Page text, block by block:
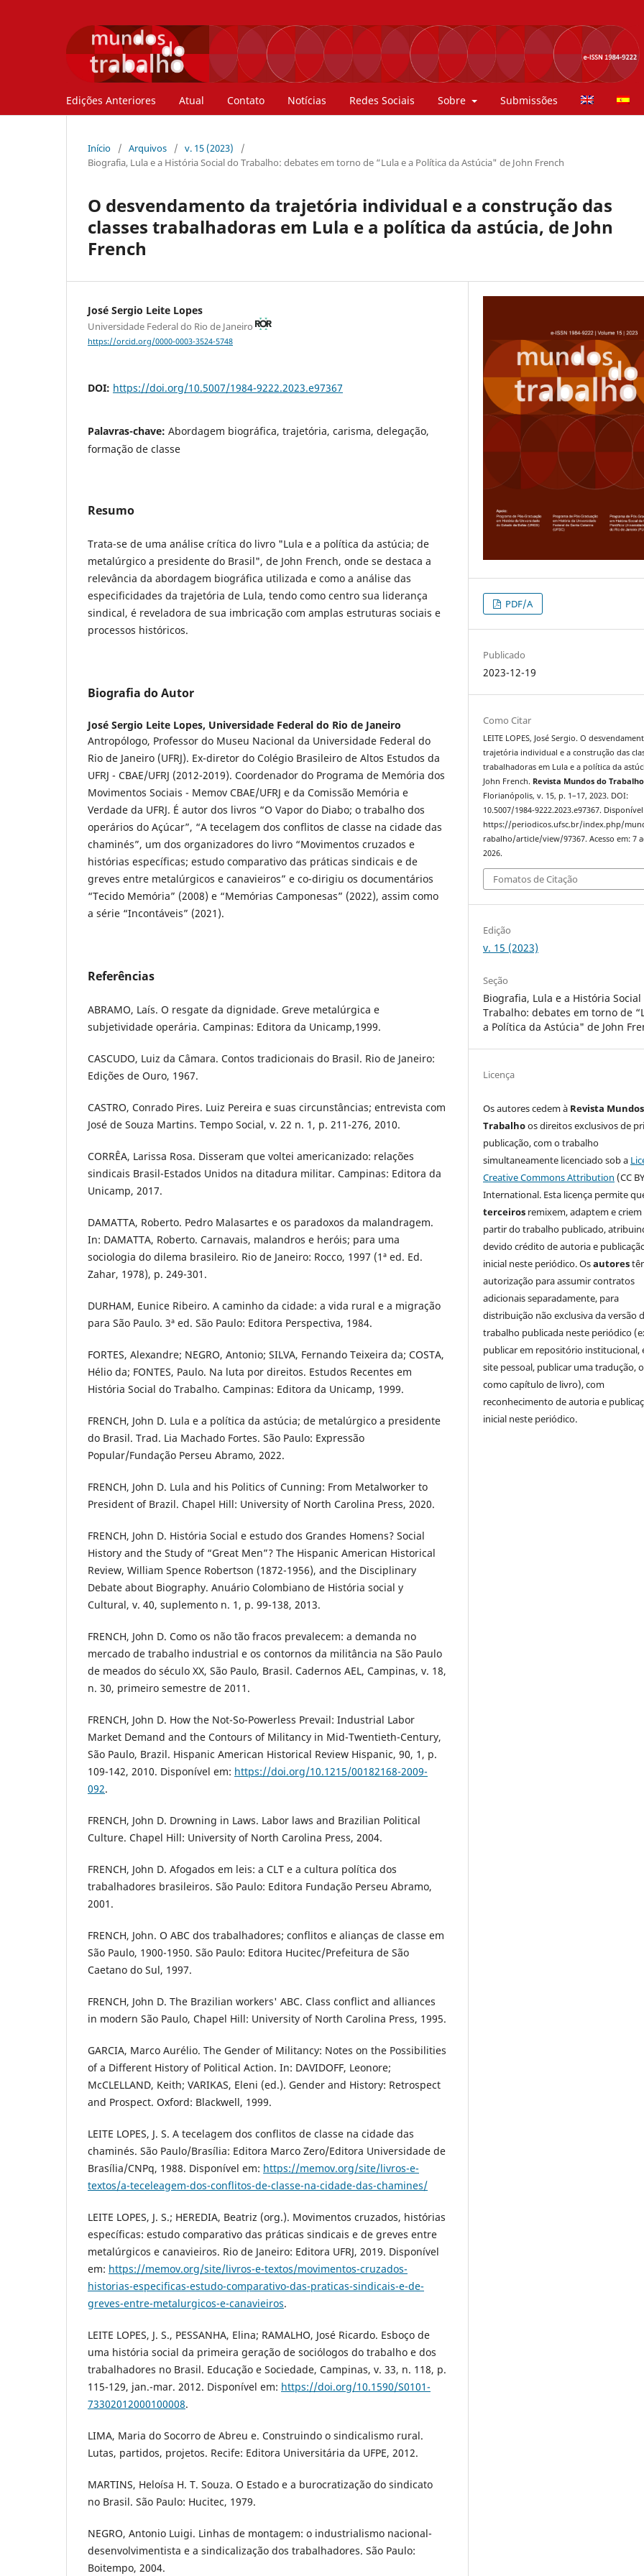
Edições Anteriores Atual Contato Notícias Redes Sociais Sobre Submissões
Início / Arquivos / v. 15 (2023)
/
Biografia, Lula e a História Social do Trabalho: debates em torno de “Lula e a Política da Astúcia" de John French
O desvendamento da trajetória individual e a construção das
classes trabalhadoras em Lula e a política da astúcia, de John
French
José Sergio Leite Lopes
Universidade Federal do Rio de Janeiro
https://orcid.org/0000-0003-3524-5748
DOI: https://doi.org/10.5007/1984-9222.2023.e97367
Palavras-chave: Abordagem biográfica, trajetória, carisma, delegação,
formação de classe
Resumo
Trata-se de uma análise crítica do livro "Lula e a política da astúcia; de
metalúrgico a presidente do Brasil", de John French, onde se destaca a
relevância da abordagem biográfica utilizada e como a análise das
especificidades da trajetória de Lula, tendo como centro sua liderança
sindical, é reveladora de sua imbricação com amplas estruturas sociais e
processos históricos.
Biografia do Autor
José Sergio Leite Lopes, Universidade Federal do Rio de Janeiro
Antropólogo, Professor do Museu Nacional da Universidade Federal do
Rio de Janeiro (UFRJ). Ex-diretor do Colégio Brasileiro de Altos Estudos da
UFRJ - CBAE/UFRJ (2012-2019). Coordenador do Programa de Memória dos
Movimentos Sociais - Memov CBAE/UFRJ e da Comissão Memória e
Verdade da UFRJ. É autor dos livros “O Vapor do Diabo; o trabalho dos
operários do Açúcar”, “A tecelagem dos conflitos de classe na cidade das
chaminés”, um dos organizadores do livro “Movimentos cruzados e
histórias específicas; estudo comparativo das práticas sindicais e de
greves entre metalúrgicos e canavieiros” e co-dirigiu os documentários
“Tecido Memória” (2008) e “Memórias Camponesas” (2022), assim como
a série “Incontáveis” (2021).
Referências
ABRAMO, Laís. O resgate da dignidade. Greve metalúrgica e
subjetividade operária. Campinas: Editora da Unicamp,1999.
CASCUDO, Luiz da Câmara. Contos tradicionais do Brasil. Rio de Janeiro:
Edições de Ouro, 1967.
CASTRO, Conrado Pires. Luiz Pereira e suas circunstâncias; entrevista com
José de Souza Martins. Tempo Social, v. 22 n. 1, p. 211-276, 2010.
CORRÊA, Larissa Rosa. Disseram que voltei americanizado: relações
sindicais Brasil-Estados Unidos na ditadura militar. Campinas: Editora da
Unicamp, 2017.
DAMATTA, Roberto. Pedro Malasartes e os paradoxos da malandragem.
In: DAMATTA, Roberto. Carnavais, malandros e heróis; para uma
sociologia do dilema brasileiro. Rio de Janeiro: Rocco, 1997 (1ª ed. Ed.
Zahar, 1978), p. 249-301.
DURHAM, Eunice Ribeiro. A caminho da cidade: a vida rural e a migração
para São Paulo. 3ª ed. São Paulo: Editora Perspectiva, 1984.
FORTES, Alexandre; NEGRO, Antonio; SILVA, Fernando Teixeira da; COSTA,
Hélio da; FONTES, Paulo. Na luta por direitos. Estudos Recentes em
História Social do Trabalho. Campinas: Editora da Unicamp, 1999.
FRENCH, John D. Lula e a política da astúcia; de metalúrgico a presidente
do Brasil. Trad. Lia Machado Fortes. São Paulo: Expressão
Popular/Fundação Perseu Abramo, 2022.
FRENCH, John D. Lula and his Politics of Cunning: From Metalworker to
President of Brazil. Chapel Hill: University of North Carolina Press, 2020.
FRENCH, John D. História Social e estudo dos Grandes Homens? Social
History and the Study of “Great Men”? The Hispanic American Historical
Review, William Spence Robertson (1872-1956), and the Disciplinary
Debate about Biography. Anuário Colombiano de História social y
Cultural, v. 40, suplemento n. 1, p. 99-138, 2013.
FRENCH, John D. Como os não tão fracos prevalecem: a demanda no
mercado de trabalho industrial e os contornos da militância na São Paulo
de meados do século XX, São Paulo, Brasil. Cadernos AEL, Campinas, v. 18,
n. 30, primeiro semestre de 2011.
FRENCH, John D. How the Not-So-Powerless Prevail: Industrial Labor
Market Demand and the Contours of Militancy in Mid-Twentieth-Century,
São Paulo, Brazil. Hispanic American Historical Review Hispanic, 90, 1, p.
109-142, 2010. Disponível em: https://doi.org/10.1215/00182168-2009-
092.
FRENCH, John D. Drowning in Laws. Labor laws and Brazilian Political
Culture. Chapel Hill: University of North Carolina Press, 2004.
FRENCH, John D. Afogados em leis: a CLT e a cultura política dos
trabalhadores brasileiros. São Paulo: Editora Fundação Perseu Abramo,
2001.
FRENCH, John. O ABC dos trabalhadores; conflitos e alianças de classe em
São Paulo, 1900-1950. São Paulo: Editora Hucitec/Prefeitura de São
Caetano do Sul, 1997.
FRENCH, John D. The Brazilian workers' ABC. Class conflict and alliances
in modern São Paulo, Chapel Hill: University of North Carolina Press, 1995.
GARCIA, Marco Aurélio. The Gender of Militancy: Notes on the Possibilities
of a Different History of Political Action. In: DAVIDOFF, Leonore;
McCLELLAND, Keith; VARIKAS, Eleni (ed.). Gender and History: Retrospect
and Prospect. Oxford: Blackwell, 1999.
LEITE LOPES, J. S. A tecelagem dos conflitos de classe na cidade das
chaminés. São Paulo/Brasília: Editora Marco Zero/Editora Universidade de
Brasília/CNPq, 1988. Disponível em: https://memov.org/site/livros-e-
textos/a-teceleagem-dos-conflitos-de-classe-na-cidade-das-chamines/
LEITE LOPES, J. S.; HEREDIA, Beatriz (org.). Movimentos cruzados, histórias
específicas: estudo comparativo das práticas sindicais e de greves entre
metalúrgicos e canavieiros. Rio de Janeiro: Editora UFRJ, 2019. Disponível
em: https://memov.org/site/livros-e-textos/movimentos-cruzados-
historias-especificas-estudo-comparativo-das-praticas-sindicais-e-de-
greves-entre-metalurgicos-e-canavieiros.
LEITE LOPES, J. S., PESSANHA, Elina; RAMALHO, José Ricardo. Esboço de
uma história social da primeira geração de sociólogos do trabalho e dos
trabalhadores no Brasil. Educação e Sociedade, Campinas, v. 33, n. 118, p.
115-129, jan.-mar. 2012. Disponível em: https://doi.org/10.1590/S0101-
73302012000100008.
LIMA, Maria do Socorro de Abreu e. Construindo o sindicalismo rural.
Lutas, partidos, projetos. Recife: Editora Universitária da UFPE, 2012.
MARTINS, Heloísa H. T. Souza. O Estado e a burocratização do sindicato
no Brasil. São Paulo: Hucitec, 1979.
NEGRO, Antonio Luigi. Linhas de montagem: o industrialismo nacional-
desenvolvimentista e a sindicalização dos trabalhadores. São Paulo:
Boitempo, 2004.
PDF/A
Publicado
2023-12-19
Como Citar
LEITE LOPES, José Sergio. O
trajetória individual e a construção das
trabalhadoras em Lula e a política da
John French. Revista Mundos do Trabalho
Florianópolis, v. 15, p. 1–17, 2023. DOI:
10.5007/1984-9222.2023.e97367.
https://periodicos.ufsc.br/index.php/
rabalho/article/view/97367. Acesso em: 7
2026.
Fomatos de Citação
Edição
v. 15 (2023)
Seção
Biografia, Lula e a História Social
Trabalho: debates em torno de
a Política da Astúcia" de John
Licença
Os autores cedem à Revista
Trabalhoos direitos exclusivos de
publicação, com o trabalho
simultaneamente licenciado sob a
Creative Commons Attribution (CC
International. Esta licença permite
terceiros remixem, adaptem e criem
partir do trabalho publicado,
devido crédito de autoria e
inicial neste periódico. Osautores
autorização para assumir contratos
adicionais separadamente, para
distribuição não exclusiva da versão
trabalho publicada neste periódico
publicar em repositório institucional,
site pessoal, publicar uma tradução,
como capítulo de livro), com
reconhecimento de autoria e
inicial neste periódico.